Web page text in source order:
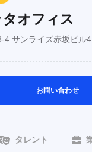
オフィス
4 サンライズ赤坂ビル
お問い合わせ
タレント